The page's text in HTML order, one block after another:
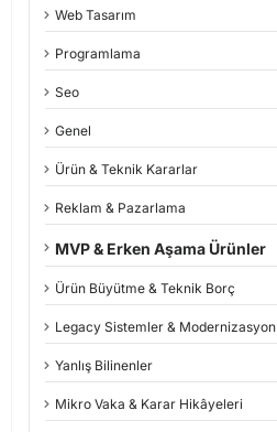
Web Tasarım
Programlama
Seo
Genel
Ürün & Teknik Kararlar
Reklam & Pazarlama
MVP & Erken Aşama Ürünler
Ürün Büyütme & Teknik Borç
Legacy Sistemler & Modernizasyon
Yanlış Bilinenler
Mikro Vaka & Karar Hikâyeleri